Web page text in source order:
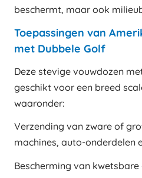
beschermt, maar ook
Toepassingen van
met Dubbele Golf
Deze stevige vouwdozen
geschikt voor een breed
waaronder:
Verzending van zware of
machines, auto-onderdelen
Bescherming van